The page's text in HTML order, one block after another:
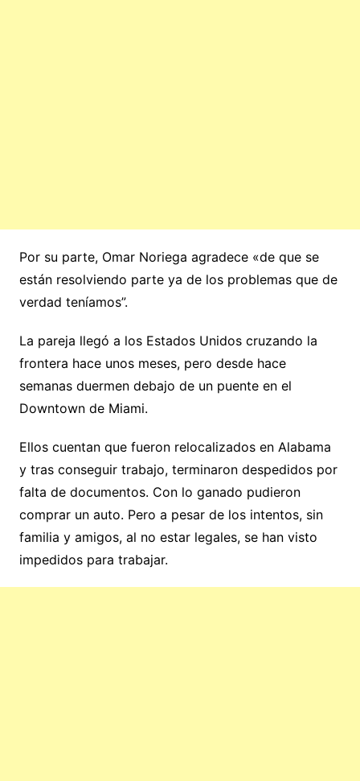
Por su parte, Omar Noriega agradece «de que se
están resolviendo parte ya de los problemas que de
verdad teníamos”.
La pareja llegó a los Estados Unidos cruzando la
frontera hace unos meses, pero desde hace
semanas duermen debajo de un puente en el
Downtown de Miami.
Ellos cuentan que fueron relocalizados en Alabama
y tras conseguir trabajo, terminaron despedidos por
falta de documentos. Con lo ganado pudieron
comprar un auto. Pero a pesar de los intentos, sin
familia y amigos, al no estar legales, se han visto
impedidos para trabajar.